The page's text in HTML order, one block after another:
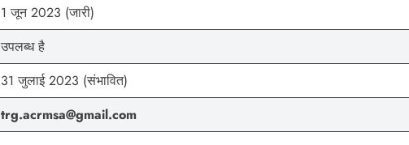
1 जून 2023 (जारी)
उपलब्ध है
31 जुलाई 2023 (संभावित)
trg.acrmsa@gmail.com